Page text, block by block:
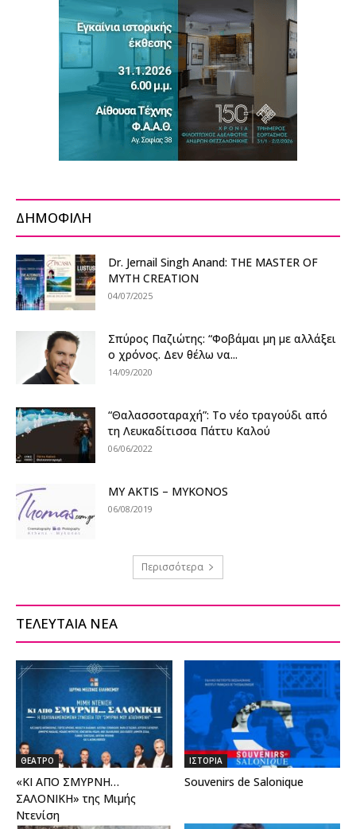
ΔΗΜΟΦΙΛΗ
Dr. Jernail Singh Anand: THE MASTER OF
MYTH CREATION
04/07/2025
Σπύρος Παζιώτης: “Φοβάμαι μη με αλλάξει
ο χρόνος. Δεν θέλω να...
14/09/2020
“Θαλασσοταραχή”: Το νέο τραγούδι από
τη Λευκαδίτισσα Πάττυ Καλού
06/06/2022
MY AKTIS – MYKONOS
06/08/2019
Περισσότερα
ΤΕΛΕΥΤΑΙΑ ΝΕΑ
ΘΕΑΤΡΟ
«ΚΙ ΑΠΟ ΣΜΥΡΝΗ…
ΣΑΛΟΝΙΚΗ» της Μιμής
Ντενίση
ΙΣΤΟΡΙΑ
Souvenirs de Salonique